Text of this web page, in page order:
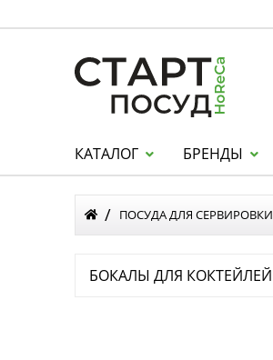
КАТАЛОГ БРЕНДЫ
ПОСУДА ДЛЯ СЕРВИРОВКИ
БОКАЛЫ ДЛЯ КОКТЕЙЛЕЙ